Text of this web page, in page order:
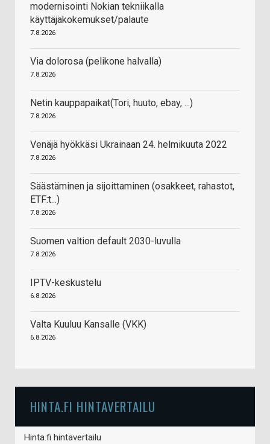
modernisointi Nokian tekniikalla
käyttäjäkokemukset/palaute
7.8.2026
Via dolorosa (pelikone halvalla)
7.8.2026
Netin kauppapaikat(Tori, huuto, ebay, ...)
7.8.2026
Venäjä hyökkäsi Ukrainaan 24. helmikuuta 2022
7.8.2026
Säästäminen ja sijoittaminen (osakkeet, rahastot,
ETF:t...)
7.8.2026
Suomen valtion default 2030-luvulla
7.8.2026
IPTV-keskustelu
6.8.2026
Valta Kuuluu Kansalle (VKK)
6.8.2026
HINTA.FI HINTAVERTAILU
Hinta.fi hintavertailu